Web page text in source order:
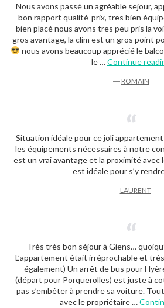
Nous avons passé un agréable sejour,
bon rapport qualité-prix, tres bien
bien placé nous avons tres peu pris la
gros avantage, la clim est un gros point
nous avons beaucoup apprécié le
le …Continue
― ROMAIN
Situation idéale pour ce joli
les équipements nécessaires à notre
est un vrai avantage et la proximité
est idéale pour s’y
― LAURENT
Très très bon séjour à Giens…
L’appartement était irréprochable et
également) Un arrêt de bus pour
(départ pour Porquerolles) est juste à
pas s’embêter à prendre sa voiture.
avec le propriétaire …